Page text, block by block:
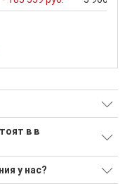
для
в в
у нас?